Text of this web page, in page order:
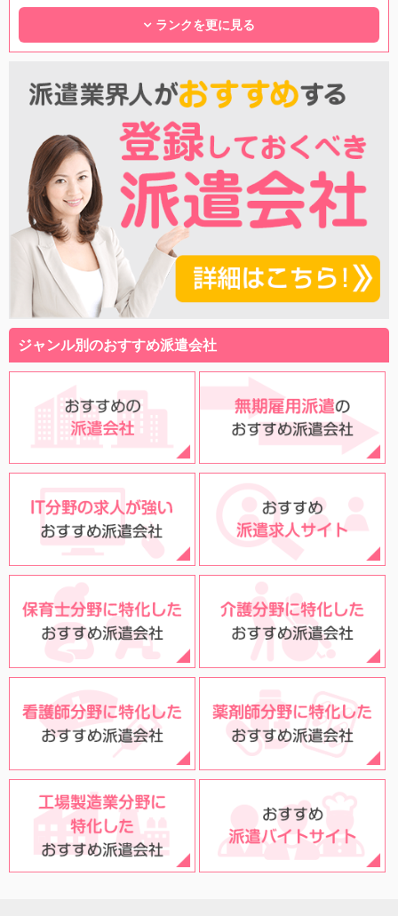
ランクを更に見る
ジャンル別のおすすめ派遣会社